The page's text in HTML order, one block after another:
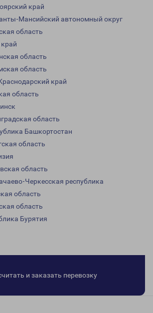
край
Мансийский автономный округ
область
область
область
край
область
область
Башкортостан
область
область
Черкесская республика
область
область
Бурятия
и заказать перевозку